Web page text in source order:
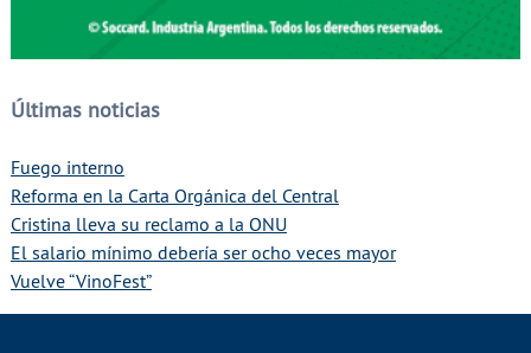
Últimas noticias
Fuego interno
Reforma en la Carta Orgánica del Central
Cristina lleva su reclamo a la ONU
El salario mínimo debería ser ocho veces mayor
Vuelve “VinoFest”